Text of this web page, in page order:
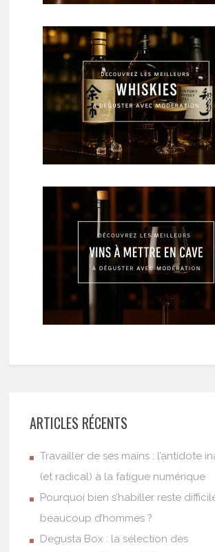
ARTICLES RÉCENTS
Travailler de ses mains : l’antidote
(et radical) à la fatigue numérique
Pourquoi bien s’habiller reste
beaucoup d’hommes ?
Degusta Box : la sélection des